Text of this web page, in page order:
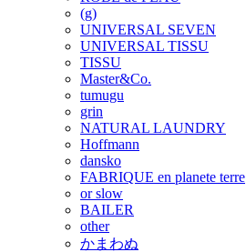
(g)
UNIVERSAL SEVEN
UNIVERSAL TISSU
TISSU
Master&Co.
tumugu
grin
NATURAL LAUNDRY
Hoffmann
dansko
FABRIQUE en planete terre
or slow
BAILER
other
かまわぬ